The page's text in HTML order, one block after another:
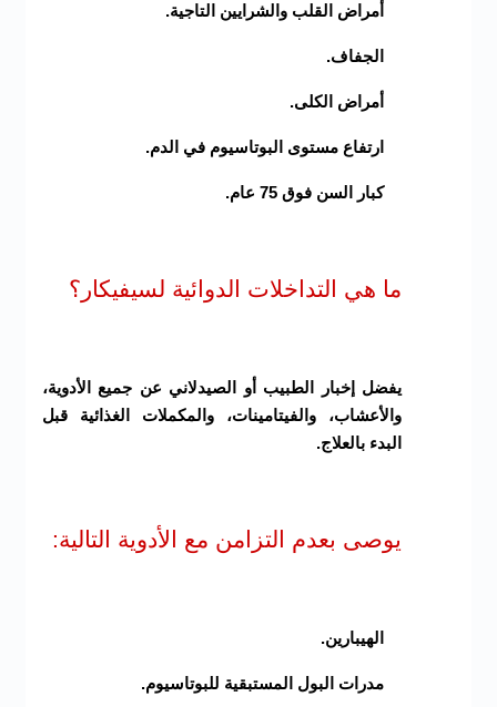
أمراض القلب والشرايين التاجية.
الجفاف.
أمراض الكلى.
ارتفاع مستوى البوتاسيوم في الدم.
كبار السن فوق 75 عام.
ما هي التداخلات الدوائية لسيفيكار؟
يفضل إخبار الطبيب أو الصيدلاني عن جميع الأدوية،
والأعشاب، والفيتامينات، والمكملات الغذائية قبل
البدء بالعلاج.
يوصى بعدم التزامن مع الأدوية التالية:
الهيبارين.
مدرات البول المستبقية للبوتاسيوم.